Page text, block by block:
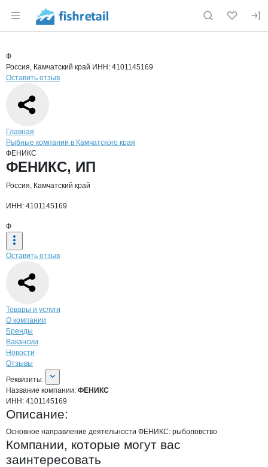
Раздел навигации по сайту fishretail.ru
Страница компании
Страница компании
Краткая информация о компании
Ф
Россия, Камчатский край ИНН: 4101145169
Оставить отзыв
Навигация по сайту
Главная
Рыбные компании в Камчатского края
ФЕНИКС
Основная информация о компании
ФЕНИКС, ИП
Россия, Камчатский край
ИНН: 4101145169
Ф
Оставить отзыв
Навигация по странице
Товары и услуги
О компании
Бренды
Вакансии
Новости
Отзывы
О компании
Реквизиты
Реквизиты:
Название компании: ФЕНИКС
ИНН: 4101145169
Описание:
Основное направление деятельности ФЕНИКС: рыболовство
Компании, которые могут вас
заинтересовать